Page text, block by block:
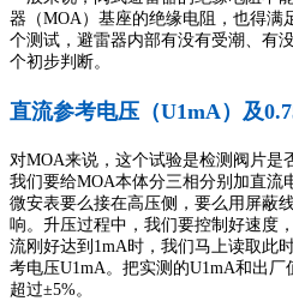
器（MOA）基座的绝缘电阻，也得满
个测试，避雷器内部有没有受潮、有
个初步判断。
直流参考电压（U1mA）及
对MOA来说，这个试验是检测阀片是
我们要给MOA本体分三相分别加直流
微安表要么接在高压侧，要么用屏蔽
响。升压过程中，我们要控制好速度
流刚好达到1mA时，我们马上读取此
考电压U1mA。把实测的U1mA和出
超过±5%。